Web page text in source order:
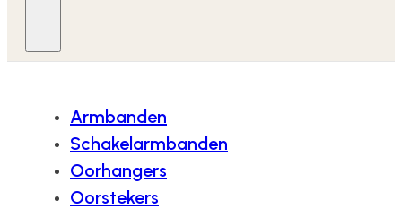
Armbanden
Schakelarmbanden
Oorhangers
Oorstekers